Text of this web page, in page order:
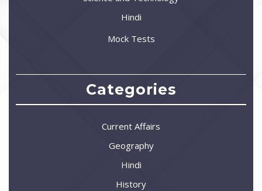
Hindi
Mock Tests
Categories
Current Affairs
Geography
Hindi
History